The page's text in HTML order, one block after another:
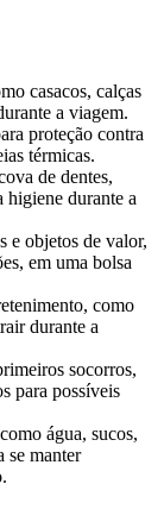
casacos, calças
a viagem.
proteção contra
térmicas.
de dentes,
higiene durante a
e objetos de valor,
em uma bolsa
como
durante a
socorros,
para possíveis
água, sucos,
se manter